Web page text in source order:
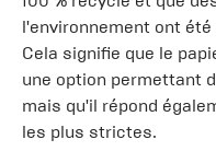
l'environnement ont
Cela signifie que le
une option permettant
mais qu'il répond
les plus strictes.